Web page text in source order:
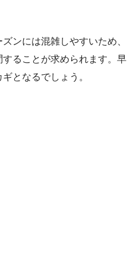
ンには混雑しやすいため、
ることが求められます。早
となるでしょう。